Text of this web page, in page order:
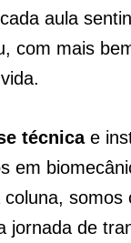
aula
com mais
técnicae
em
coluna, somos
jornada de